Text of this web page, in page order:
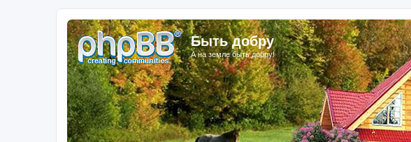
Быть добру
А на земле быть добру!